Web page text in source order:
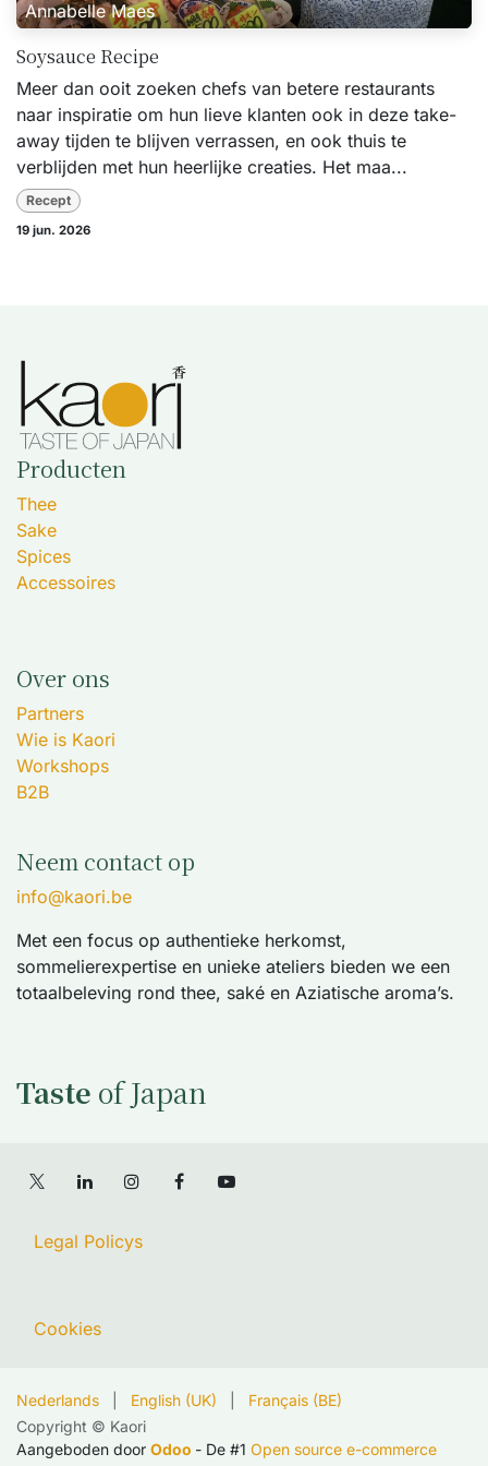
Annabelle Maes
Soysauce Recipe
Meer dan ooit zoeken chefs van betere restaurants
naar inspiratie om hun lieve klanten ook in deze take-
away tijden te blijven verrassen, en ook thuis te
verblijden met hun heerlijke creaties. Het maa...
Recept
19 jun. 2026
Producten
Thee
Sake
Spices
Accessoires
Over ons
Partners
Wie is Kaori
Workshops
B2B
Neem contact op
info@kaori.be
Met een focus op authentieke herkomst,
sommelierexpertise en unieke ateliers bieden we een
totaalbeleving rond thee, saké en Aziatische aroma’s.
Taste of Japan
Legal Policys
Cookies
Copyright © Kaori
Nederlands English (UK) Français (BE)
Aangeboden door Odoo - De #1 Open source e-commerce